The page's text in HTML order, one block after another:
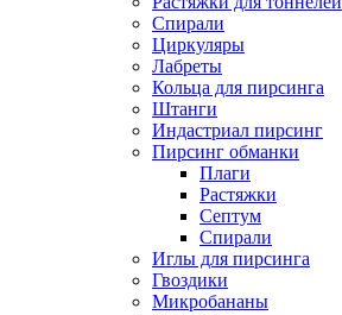
Спирали
Циркуляры
Лабреты
Кольца для пирсинга
Штанги
Индастриал пирсинг
Пирсинг обманки
Плаги
Растяжки
Септум
Спирали
Иглы для пирсинга
Гвоздики
Микробананы